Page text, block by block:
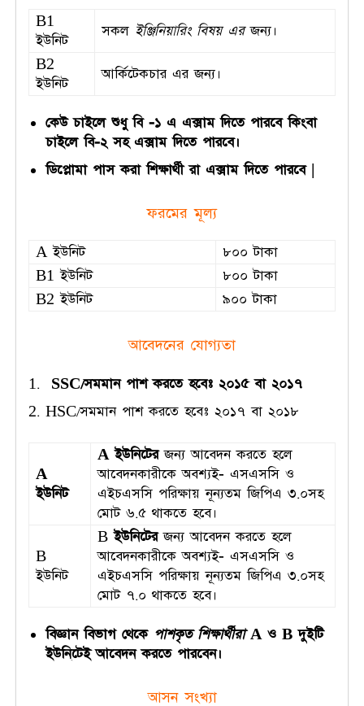
B1
ইউনিট
সকল ইঞ্জিনিয়ারিংবিষয় এরজন্য।
B2
ইউনিট
আর্কিটেকচার এর জন্য।
কেউ চাইলে শুধু বি -১ এ এক্সাম দিতে পারবে কিংবা
চাইলে বি-২ সহ এক্সাম দিতে পারবে।
ডিপ্লোমা পাস করা শিক্ষার্থী রা এক্সাম দিতে পারবে |
ফরমের মূল্য
A ইউনিট
৮০০ টাকা
B1 ইউনিট
৮০০ টাকা
B2 ইউনিট
৯০০ টাকা
আবেদনের যোগ্যতা
SSC/সমমান পাশ করতে হবেঃ ২০১৫ বা ২০১৭
HSC/সমমান পাশ করতে হবেঃ ২০১৭ বা ২০১৮
A
ইউনিট
Aইউনিটেরজন্য আবেদন করতে হলে
আবেদনকারীকে অবশ্যই- এসএসসি ও
এইচএসসি পরিক্ষায় নূন্যতম জিপিএ ৩.০সহ
মোট ৬.৫ থাকতে হবে।
B
ইউনিট
B ইউনিটেরজন্য আবেদন করতে হলে
আবেদনকারীকে অবশ্যই- এসএসসি ও
এইচএসসি পরিক্ষায় নূন্যতম জিপিএ ৩.০সহ
মোট ৭.০ থাকতে হবে।
বিজ্ঞান বিভাগ থেকে পাশকৃতশিক্ষার্থীরাA ও B দুইটি
ইউনি্টেই আবেদন করতে পারবেন।
আসন সংখ্যা